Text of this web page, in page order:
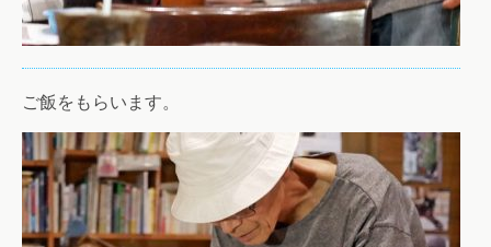
ご飯をもらいます。